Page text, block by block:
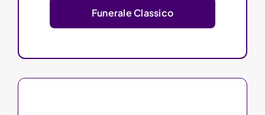
Funerale Classico